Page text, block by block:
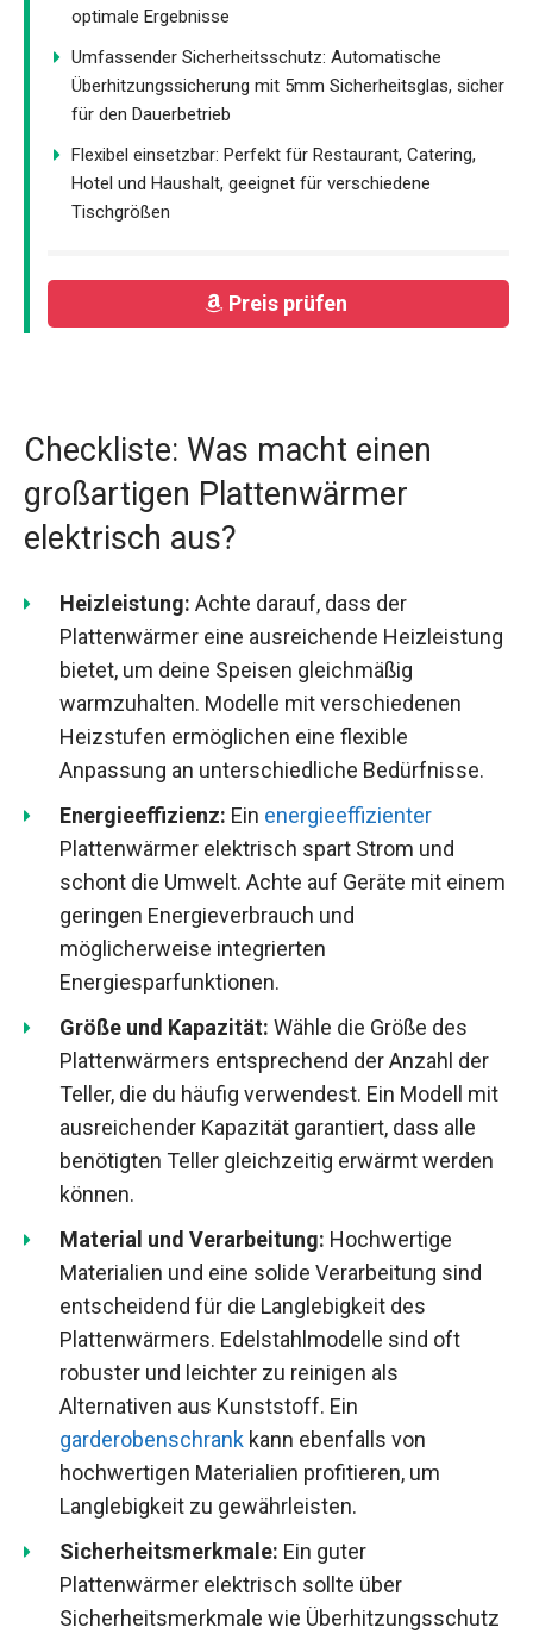
optimale Ergebnisse
Umfassender Sicherheitsschutz: Automatische
Überhitzungssicherung mit 5mm Sicherheitsglas, sicher
für den Dauerbetrieb
Flexibel einsetzbar: Perfekt für Restaurant, Catering,
Hotel und Haushalt, geeignet für verschiedene
Tischgrößen
Preis prüfen
Checkliste: Was macht einen
großartigen Plattenwärmer
elektrisch aus?
Heizleistung: Achte darauf, dass der
Plattenwärmer eine ausreichende Heizleistung
bietet, um deine Speisen gleichmäßig
warmzuhalten. Modelle mit verschiedenen
Heizstufen ermöglichen eine flexible
Anpassung an unterschiedliche Bedürfnisse.
Energieeffizienz: Ein energieeffizienter
Plattenwärmer elektrisch spart Strom und
schont die Umwelt. Achte auf Geräte mit einem
geringen Energieverbrauch und
möglicherweise integrierten
Energiesparfunktionen.
Größe und Kapazität: Wähle die Größe des
Plattenwärmers entsprechend der Anzahl der
Teller, die du häufig verwendest. Ein Modell mit
ausreichender Kapazität garantiert, dass alle
benötigten Teller gleichzeitig erwärmt werden
können.
Material und Verarbeitung: Hochwertige
Materialien und eine solide Verarbeitung sind
entscheidend für die Langlebigkeit des
Plattenwärmers. Edelstahlmodelle sind oft
robuster und leichter zu reinigen als
Alternativen aus Kunststoff. Ein
garderobenschrank kann ebenfalls von
hochwertigen Materialien profitieren, um
Langlebigkeit zu gewährleisten.
Sicherheitsmerkmale: Ein guter
Plattenwärmer elektrisch sollte über
Sicherheitsmerkmale wie Überhitzungsschutz